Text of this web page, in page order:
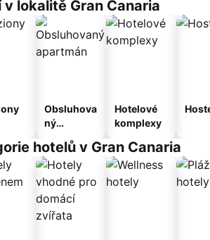
lokalitě Gran Canaria
Obsluhova
ný
Hotelové
komplexy
hotelů v Gran Canaria